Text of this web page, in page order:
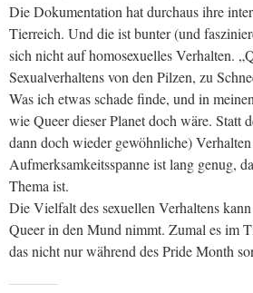
Die Dokumentation hat durchaus ihre
Tierreich. Und die ist bunter (und
sich nicht auf homosexuelles Verhalten.
Sexualverhaltens von den Pilzen, zu
Was ich etwas schade finde, und in
wie Queer dieser Planet doch wäre. Statt
dann doch wieder gewöhnliche)
Aufmerksamkeitsspanne ist lang genug,
Thema ist.
Die Vielfalt des sexuellen Verhaltens
Queer in den Mund nimmt. Zumal es im
das nicht nur während des Pride Month